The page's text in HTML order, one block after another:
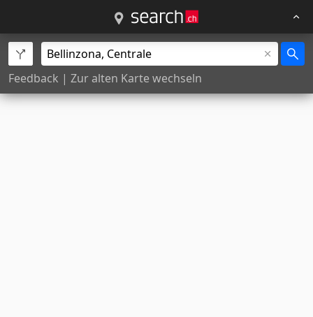
Feedback | Zur alten Karte wechseln